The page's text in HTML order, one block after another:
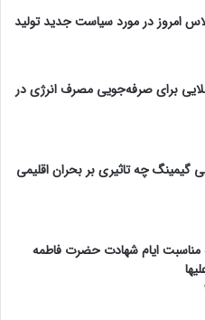
امروز در مورد سیاست جدید تولید
برای صرفه‌جویی مصرف انرژی در
گیمینگ چه تاثیری بر بحران اقلیمی
مناسبت ایام شهادت حضرت فاطمه